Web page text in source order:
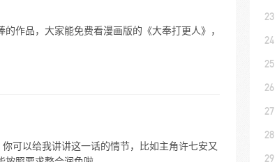
作品，大家能免费看漫画版的《大奉打更人》，
可以给我讲讲这一话的情节，比如主角许七安又
23
24
25
26
27
28
29